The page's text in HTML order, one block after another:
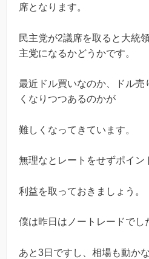
席となります。
民主党が2議席を取ると大統
主党になるかどうかです。
最近ドル買いなのか、ドル売
くなりつつあるのかが
難しくなってきています。
無理なとレートをせずポイン
利益を取っておきましょう。
僕は昨日はノートレードでし
あと3日ですし、相場も動か